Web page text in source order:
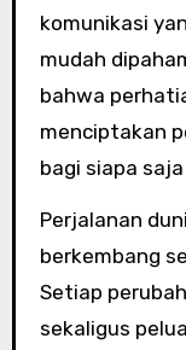
komunikasi
mudah
bahwa
menciptakan
bagi siapa
Perjalanan
berkembang
Setiap
sekaligus